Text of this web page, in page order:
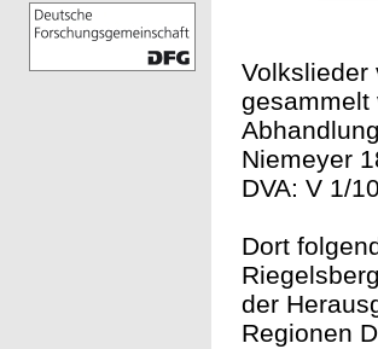
Volkslieder
gesammelt
Niemeyer
DVA: V 1/
Dort
der
Regionen